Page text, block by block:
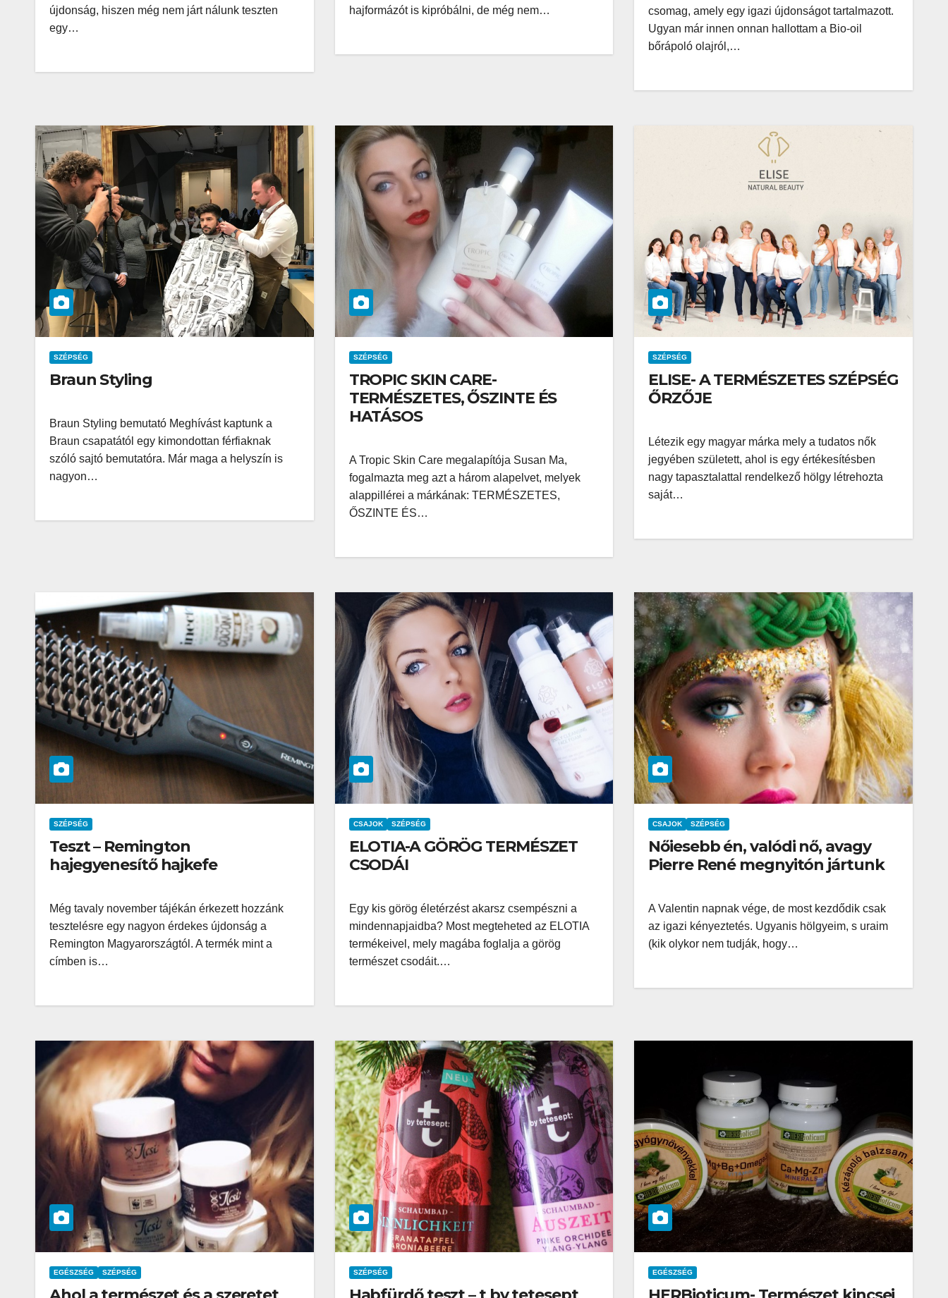
újdonság, hiszen még nem járt nálunk teszten
egy…
hajformázót is kipróbálni, de még nem…
csomag, amely egy igazi újdonságot tartalmazott.
Ugyan már innen onnan hallottam a Bio-oil
bőrápoló olajról,…
SZÉPSÉG
Braun Styling
Braun Styling bemutató Meghívást kaptunk a
Braun csapatától egy kimondottan férfiaknak
szóló sajtó bemutatóra. Már maga a helyszín is
nagyon…
SZÉPSÉG
TROPIC SKIN CARE-
TERMÉSZETES, ŐSZINTE ÉS
HATÁSOS
A Tropic Skin Care megalapítója Susan Ma,
fogalmazta meg azt a három alapelvet, melyek
alappillérei a márkának: TERMÉSZETES,
ŐSZINTE ÉS…
SZÉPSÉG
ELISE- A TERMÉSZETES SZÉPSÉG
ŐRZŐJE
Létezik egy magyar márka mely a tudatos nők
jegyében született, ahol is egy értékesítésben
nagy tapasztalattal rendelkező hölgy létrehozta
saját…
SZÉPSÉG
Teszt – Remington
hajegyenesítő hajkefe
Még tavaly november tájékán érkezett hozzánk
tesztelésre egy nagyon érdekes újdonság a
Remington Magyarországtól. A termék mint a
címben is…
CSAJOK SZÉPSÉG
ELOTIA-A GÖRÖG TERMÉSZET
CSODÁI
Egy kis görög életérzést akarsz csempészni a
mindennapjaidba? Most megteheted az ELOTIA
termékeivel, mely magába foglalja a görög
természet csodáit.…
CSAJOK SZÉPSÉG
Nőiesebb én, valódi nő, avagy
Pierre René megnyitón jártunk
A Valentin napnak vége, de most kezdődik csak
az igazi kényeztetés. Ugyanis hölgyeim, s uraim
(kik olykor nem tudják, hogy…
EGÉSZSÉG SZÉPSÉG SZÉPSÉG EGÉSZSÉG